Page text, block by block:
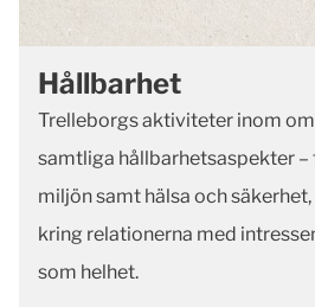
Hållbarhet
Trelleborgs aktiviteter inom
samtliga hållbarhetsaspekter –
miljön samt hälsa och
kring relationerna med
som helhet.